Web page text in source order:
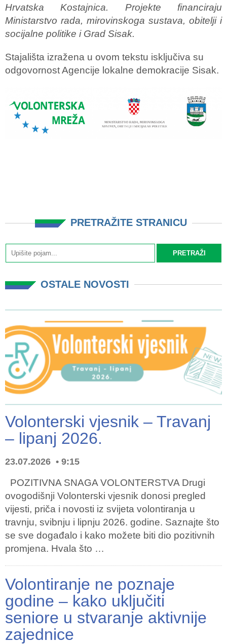
Hrvatska Kostajnica. Projekte financiraju
Ministarstvo rada, mirovinskoga sustava, obitelji i
socijalne politike i Grad Sisak.
Stajališta izražena u ovom tekstu isključiva su
odgovornost Agencije lokalne demokracije Sisak.
PRETRAŽITE STRANICU
OSTALE NOVOSTI
Volonterski vjesnik – Travanj
– lipanj 2026.
23.07.2026 9:15
POZITIVNA SNAGA VOLONTERSTVA Drugi
ovogodišnji Volonterski vjesnik donosi pregled
vijesti, priča i novosti iz svijeta volontiranja u
travnju, svibnju i lipnju 2026. godine. Saznajte što
se sve događalo i kako možete biti dio pozitivnih
promjena. Hvala što …
Volontiranje ne poznaje
godine – kako uključiti
seniore u stvaranje aktivnije
zajednice